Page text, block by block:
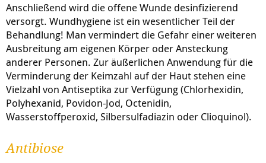
Anschließend wird die offene Wunde desinfizierend
versorgt. Wundhygiene ist ein wesentlicher Teil der
Behandlung! Man vermindert die Gefahr einer weiteren
Ausbreitung am eigenen Körper oder Ansteckung
anderer Personen. Zur äußerlichen Anwendung für die
Verminderung der Keimzahl auf der Haut stehen eine
Vielzahl von Antiseptika zur Verfügung (Chlorhexidin,
Polyhexanid, Povidon-Jod, Octenidin,
Wasserstoffperoxid, Silbersulfadiazin oder Clioquinol).
Antibiose